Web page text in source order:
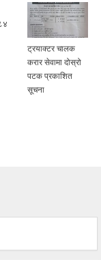
ट्रयाक्टर चालक
करार सेवामा दोस्रो
पटक प्रकाशित
सूचना